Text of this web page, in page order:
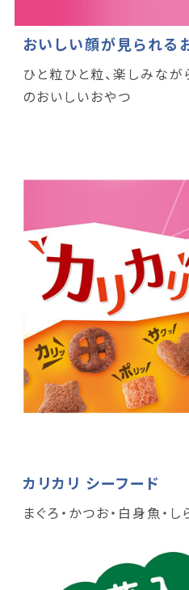
おいしい顔が見られる
ひと粒ひと粒、楽しみな
のおいしいおやつ
カリカリ シーフード
まぐろ・かつお・白身魚・し